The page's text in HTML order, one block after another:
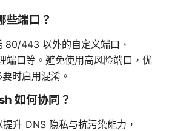
些端口？
80/443 以外的自定义端口、
端口等。避免使用高风险端口，优
时启用混淆。
如何协同？
升 DNS 隐私与抗污染能力，